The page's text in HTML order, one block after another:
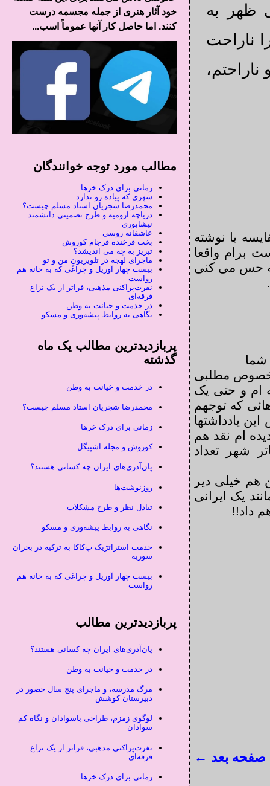
ظهر به
ناراحت
با نوشته
برام واقعا
حس می کنی
شما
خصوص مطلبی
ام و حتی یک
که توجهم
یادداشتها
ام نقد هم
تئاتر شهر تعداد
هم خیلی دیر
یک ایرانی
داد!!
صفحه بعد ←
خود آثار هنری از جمله مجسمه درست
کنند. اما حاصل کار آنها عموماً اسب...
مطالب مورد توجه خوانندگان
زمانی برای درک خرها
شهری که پیاده رو ندارد
محمدرضا شجریان استاد مسلم چیست؟
دریاچه ارومیه و طرح تضمینی دانشمند
نیشابوری
عاشقانه روسی
بخت فرخنده فرجام کوروش
تبریز به چه می اندیشد؟
ماجرای لهجه در تلویزیونِ من و تو
بیست چهار آوریل و چراغی که به خانه هم
رواست
نفرت‌پراکنی مذهبی، فراتر از یک نزاع
فرقه‌ای
در خدمت و خیانت به وطن
نگاهی به روابط پیشه‌وری و مسکو
پربازدیدترین مطالب یک ماه
گذشته
در خدمت و خیانت به وطن
محمدرضا شجریان استاد مسلم چیست؟
زمانی برای درک خرها
کوروش و مجله اشپیگل
پان‌آذری‌های ایران چه کسانی هستند؟
روزنوشت‌ها
تبادل نظر و طرح مشکلات
نگاهی به روابط پیشه‌وری و مسکو
خدمت استراتژیک پ‌کاکا به ترکیه در بحران
سوریه
بیست چهار آوریل و چراغی که به خانه هم
رواست
پربازدیدترین مطالب
پان‌آذری‌های ایران چه کسانی هستند؟
در خدمت و خیانت به وطن
مرگ مدرسه، و ماجرای پنج سال حضور در
دبیرستان کوشش
لوگوی زمزم، طراحی باسوادان و نگاه کم
سوادان
نفرت‌پراکنی مذهبی، فراتر از یک نزاع
فرقه‌ای
زمانی برای درک خرها